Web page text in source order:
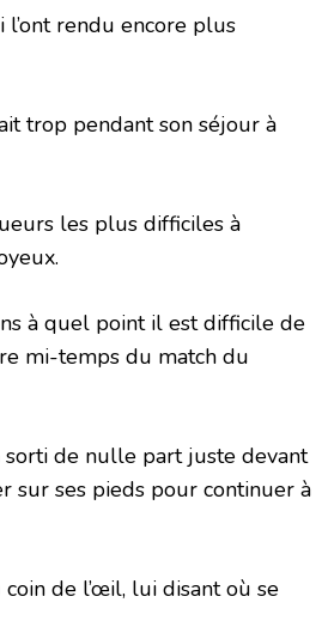
l’ont rendu encore plus
trop pendant son séjour à
les plus difficiles à
à quel point il est difficile de
mi-temps du match du
sorti de nulle part juste devant
sur ses pieds pour continuer à
de l’œil, lui disant où se